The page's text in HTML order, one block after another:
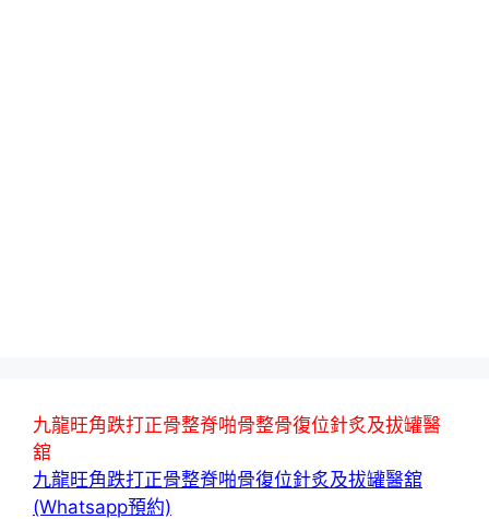
九龍旺角跌打正骨整脊啪骨整骨復位針炙及拔罐醫
舘
九龍旺角跌打正骨整脊啪骨復位針炙及拔罐醫舘
(Whatsapp預約)